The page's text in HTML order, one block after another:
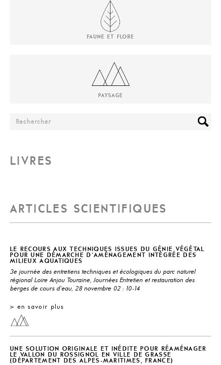
FAUNE ET FLORE
PAYSAGE
LIVRES
ARTICLES SCIENTIFIQUES
LE RECOURS AUX TECHNIQUES ISSUES DU GÉNIE VÉGÉTAL
POUR UNE DÉMARCHE D'AMÉNAGEMENT INTÉGRÉE DES
MILIEUX AQUATIQUES
3e journée des entretiens techniques et écologiques du parc naturel
régional Loire Anjou Touraine, Journées Entretien et restauration des
berges de cours d'eau, 28 novembre 02 : 10-14
> en savoir plus
UNE SOLUTION ORIGINALE ET INÉDITE POUR RÉAMÉNAGER
LE VALLON DU ROSSIGNOL EN VILLE DE GRASSE
(DÉPARTEMENT DES ALPES-MARITIMES, FRANCE)